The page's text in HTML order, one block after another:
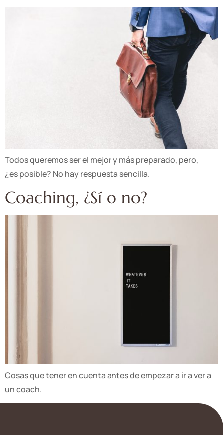
Todos queremos ser el mejor y más preparado, pero,
¿es posible? No hay respuesta sencilla.
Coaching, ¿Sí o no?
Cosas que tener en cuenta antes de empezar a ir a ver a
un coach.